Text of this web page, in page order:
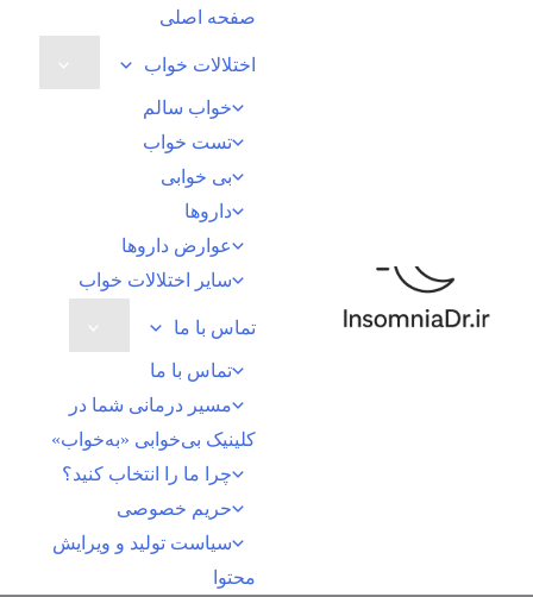
صفحه اصلی
اختلالات خواب
خواب سالم
تست خواب
بی خوابی
داروها
عوارض داروها
سایر اختلالات خواب
تماس با ما
تماس با ما
مسیر درمانی شما در
کلینیک بی‌خوابی «به‌خواب»
چرا ما را انتخاب کنید؟
حریم خصوصی
سیاست تولید و ویرایش
محتوا